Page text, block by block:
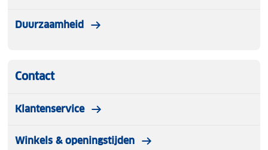
Duurzaamheid
Contact
Klantenservice
Winkels & openingstijden